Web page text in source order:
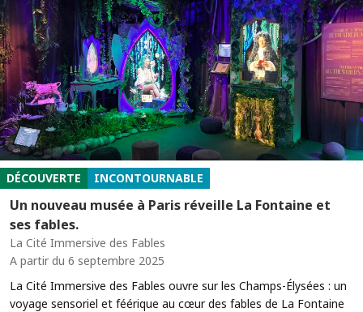
DÉCOUVERTE INCONTOURNABLE
Un nouveau musée à Paris réveille La Fontaine et
ses fables.
La Cité Immersive des Fables
A partir du 6 septembre 2025
La Cité Immersive des Fables ouvre sur les Champs-Élysées : un
voyage sensoriel et féérique au cœur des fables de La Fontaine